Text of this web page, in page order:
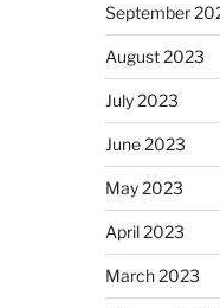
September
August 2023
July 2023
June 2023
May 2023
April 2023
March 2023